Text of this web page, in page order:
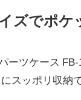
ズでポケ
ーツケース
スッポリ収納